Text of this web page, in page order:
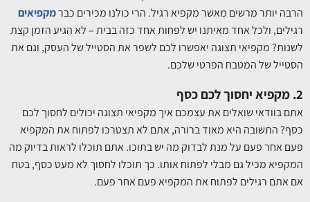
הרבה יותר מרשים מאשר מקפיא רגיל. הרי כולנו מכירים כברמקפיאים
רגילים, ולכל אחד מאיתנו יש לפחות אחד כזה בבית – לא הגיע הזמן קצת
לשנות? מקפיאי תצוגה יאפשרו לכם לשפר את הסטייל של העסק, וגם את
הסטייל של המטבח הפרטי שלכם.
2. מקפיא יחסוך לכם כסף
אתם בוודאי שואלים את עצמכם איך מקפיאי תצוגה יכולים לחסוך לכם
כסף? התשובה היא מאוד ברורה, אתם לא תצטרכו לפתוח את המקפיא
פעם אחר פעם על מנת לבדוק מה יש בתוכו. אתם תוכלו לראות בדיוק מה
המקפיא מכיל גם מבלי לפתוח אותו. כך תוכלו לחסוך לא מעט כסף, בטח
אם אתם רגילים לפתוח את המקפיא פעם אחר פעם.